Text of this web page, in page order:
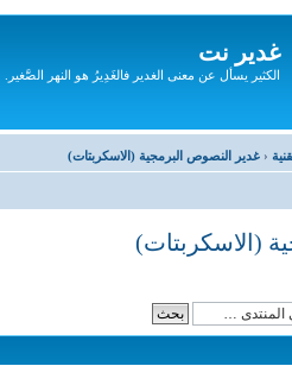
غدير نت
الكثير يسأل عن معنى الغدير فالغَدِيرُ هو النهر الصَّغير.
‹ غدير النصوص البرمجية (الاسكربتات)
(الاسكربتات)